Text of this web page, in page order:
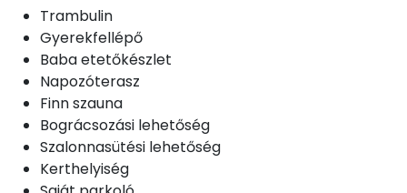
Trambulin
Gyerekfellépő
Baba etetőkészlet
Napozóterasz
Finn szauna
Bográcsozási lehetőség
Szalonnasütési lehetőség
Kerthelyiség